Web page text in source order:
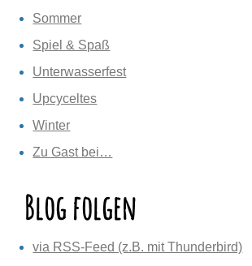
Sommer
Spiel & Spaß
Unterwasserfest
Upcyceltes
Winter
Zu Gast bei…
Blog folgen
via RSS-Feed (z.B. mit Thunderbird)